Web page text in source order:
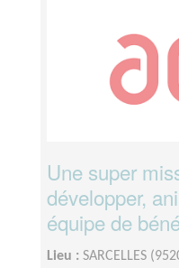
Une super
développer,
équipe de
Lieu : SARCELLES